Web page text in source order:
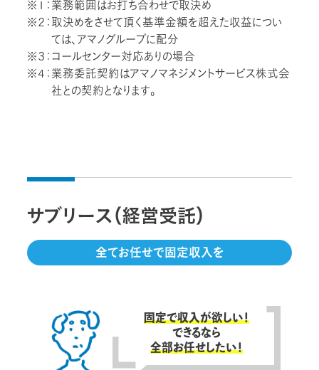
※１：業務範囲はお打ち合わせで取決め
※２：取決めをさせて頂く基準金額を超えた収益につい
ては、アマノグループに配分
※３：コールセンター対応ありの場合
※４：業務委託契約はアマノマネジメントサービス株式会
社との契約となります。
サブリース（経営受託）
全てお任せで固定収入を
固定で収入が欲しい！
できるなら
全部お任せしたい！